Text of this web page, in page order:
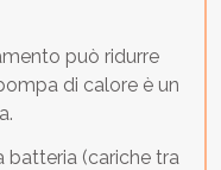
può ridurre
di calore è un
batteria (cariche tra